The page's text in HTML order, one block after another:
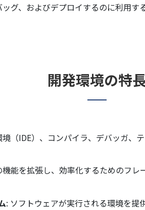
グ、およびデプロイするのに利用す
開発環境の特
（IDE）、コンパイラ、デバッガ、
能を拡張し、効率化するためのフ
: ソフトウェアが実行される環境を提